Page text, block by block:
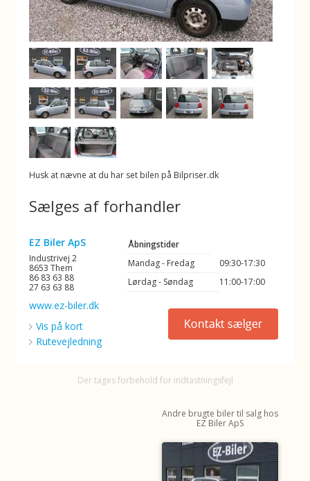
Husk at nævne at du har set bilen på Bilpriser.dk
Sælges af forhandler
EZ Biler ApS
Industrivej 2
8653 Them
86 83 63 88
27 63 63 88
www.ez-biler.dk
Vis på kort
Rutevejledning
Åbningstider
Mandag - Fredag
09:30-17:30
Lørdag - Søndag
11:00-17:00
Der tages forbehold for indtastningsfejl
Andre brugte biler til salg hos
EZ Biler ApS